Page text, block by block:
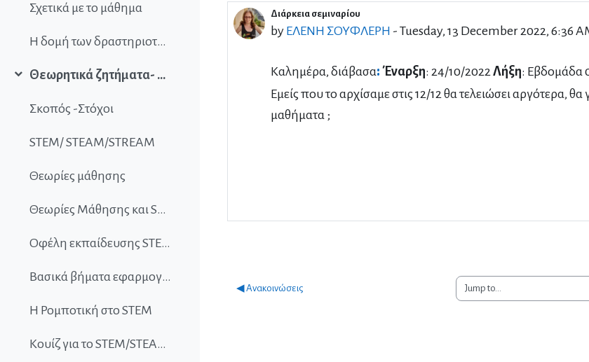
Σχετικά με το μάθημα
Η δομή των δραστηριοτήτων του μαθήματος
Collapse
Θεωρητικά ζητήματα- Εισαγωγή στο STEM/STEAM
Σκοπός -Στόχοι
STEM/ STEAM/STREAM
Θεωρίες μάθησης
Θεωρίες Μάθησης και STEM- Χαρακτηριστικά STEM με βάση τις Θεωρίες Μάθησης
Οφέλη εκπαίδευσης STEM/STEAM/STREAM
Bασικά βήματα εφαρμογής του STEM στη σχολική τάξη
Η Ρομποτική στο STEM
Κουίζ για το STEM/STEAM/STREAM
Διάρκεια σεμιναρίου
by ΕΛΕΝΗ ΣΟΥΦΛΕΡΗ - Tuesday, 13 December 2022, 6:36
Number of replies: 0
Καλημέρα, διάβασα: Έναρξη: 24/10/2022 Λήξη: Εβδομάδα
Εμείς που το αρχίσαμε στις 12/12 θα τελειώσει αργότερα,
μαθήματα ;
◀︎ Ανακοινώσεις Jump to...